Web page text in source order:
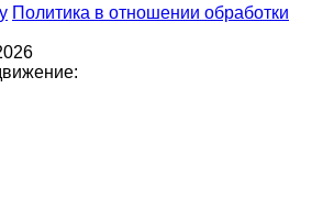
Политика в отношении обработки